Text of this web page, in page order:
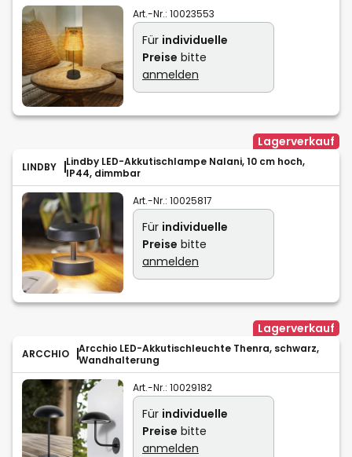
Art.-Nr.: 10023553
Für individuelle
Preise bitte
anmelden
LINDBY
Lindby LED-Akkutischlampe Nalani, 10 cm hoch,
IP44, dimmbar
Lagerverkauf
Art.-Nr.: 10025817
Für individuelle
Preise bitte
anmelden
ARCCHIO
Arcchio LED-Akkutischleuchte Thenra, schwarz,
Wandhalterung
Lagerverkauf
Art.-Nr.: 10029182
Für individuelle
Preise bitte
anmelden